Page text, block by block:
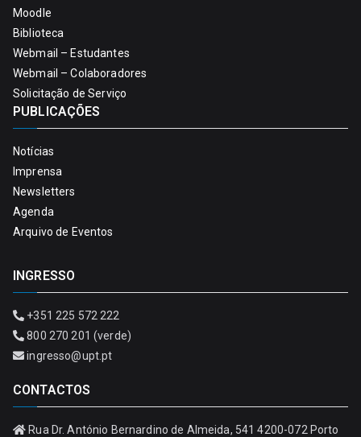
Moodle
Biblioteca
Webmail – Estudantes
Webmail – Colaboradores
Solicitação de Serviço
PUBLICAÇÕES
Notícias
Imprensa
Newsletters
Agenda
Arquivo de Eventos
INGRESSO
+351 225 572 222
800 270 201 (verde)
ingresso@upt.pt
CONTACTOS
Rua Dr. António Bernardino de Almeida, 541 4200-072 Porto